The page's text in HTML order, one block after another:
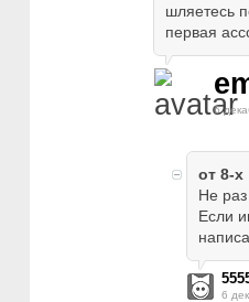
шляетесь
первая
6
от 8-х
Не
Если
6